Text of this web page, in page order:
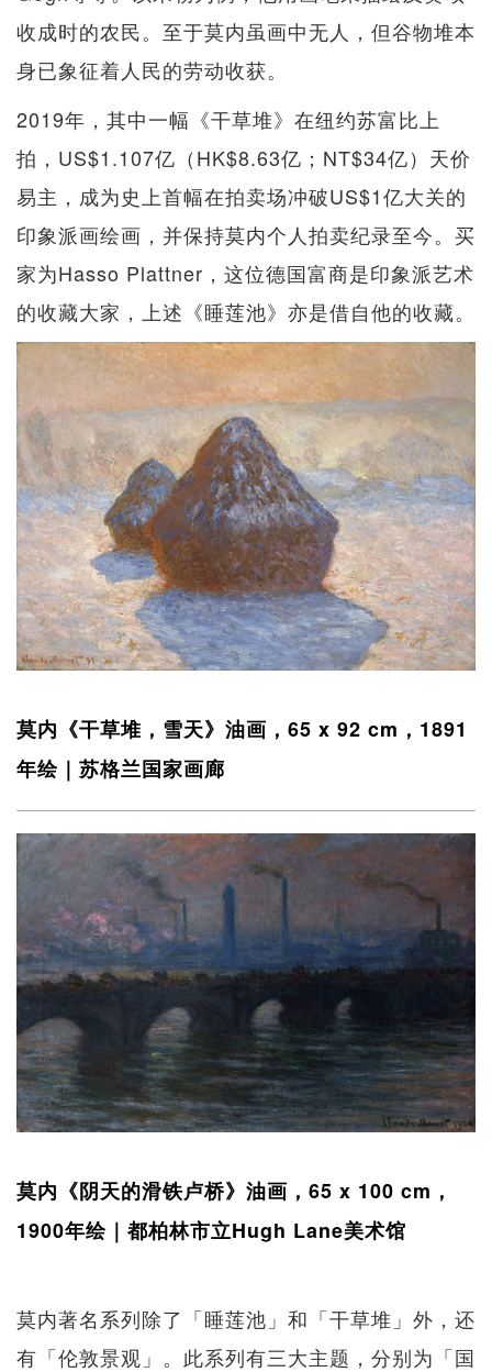
收成时的农民。至于莫内虽画中无人，但谷物堆本
身已象征着人民的劳动收获。
2019年，其中一幅《干草堆》在纽约苏富比上
拍，US$1.107亿（HK$8.63亿；NT$34亿）天价
易主，成为史上首幅在拍卖场冲破US$1亿大关的
印象派画绘画，并保持莫内个人拍卖纪录至今。买
家为Hasso Plattner，这位德国富商是印象派艺术
的收藏大家，上述《睡莲池》亦是借自他的收藏。
莫内《干草堆，雪天》油画，65 x 92 cm，1891
年绘｜苏格兰国家画廊
莫内《阴天的滑铁卢桥》油画，65 x 100 cm，
1900年绘｜都柏林市立Hugh Lane美术馆
莫内著名系列除了「睡莲池」和「干草堆」外，还
有「伦敦景观」。此系列有三大主题，分别为「国